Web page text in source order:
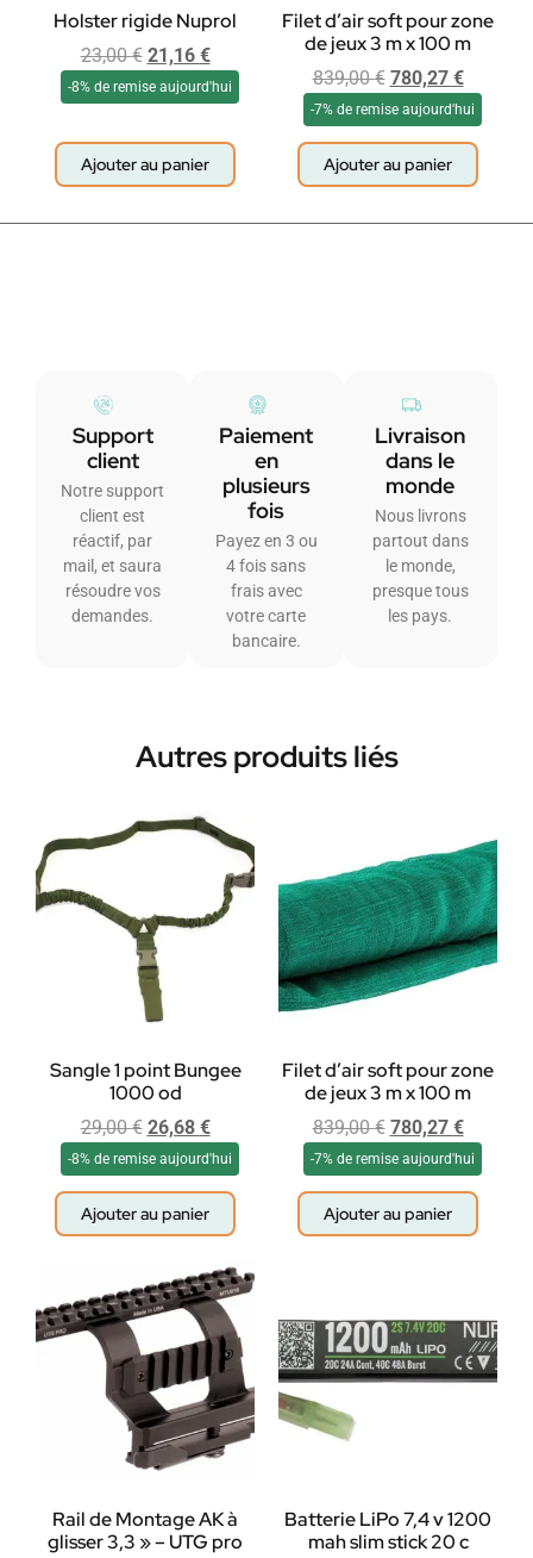
Holster rigide Nuprol
23,00€ 21,16 €
-8% de remise aujourd'hui
Ajouter au panier
Filet d’air soft pour zone
de jeux 3 m x 100 m
839,00€ 780,27 €
-7% de remise aujourd'hui
Ajouter au panier
Support
client
Notre support
client est
réactif, par
mail, et saura
résoudre vos
demandes.
Paiement
en
plusieurs
fois
Payez en 3 ou
4 fois sans
frais avec
votre carte
bancaire.
Livraison
dans le
monde
Nous livrons
partout dans
le monde,
presque tous
les pays.
Autres produits liés
Sangle 1 point Bungee
1000 od
29,00€ 26,68 €
-8% de remise aujourd'hui
Ajouter au panier
Filet d’air soft pour zone
de jeux 3 m x 100 m
839,00€ 780,27 €
-7% de remise aujourd'hui
Ajouter au panier
Rail de Montage AK à
glisser 3,3 » – UTG pro
Batterie LiPo 7,4 v 1200
mah slim stick 20 c